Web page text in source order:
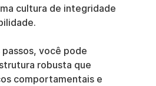
cultura de integridade
passos, você pode
robusta que
comportamentais e